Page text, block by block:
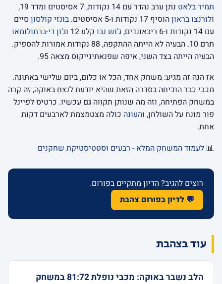
תמיר בלאט
נתן ערב נהדר עם 14 נקודות, 7 אסיסטים ומדד 19,
ולורנצו בראוןהוסיף 17 נקודות ו-5 אסיסטים. בונזי קולסוןסיים
עם 14 נקודות ו-6 ריבאונדים,
ג’וש נבו קלע 12 ו
ג’ון די-ברתולומאו
תרם 10. הבעיה לא הייתה ההתקפה, 88 נקודות אמורות להספיק.
הבעיה הייתה בצד השני, איפה שפנאתינייקוס מצאה 95.
אז הנה זה מגיע: משחק אחד, הכל או כלום, ביום שלישי באתונה.
מכבי כבר הוכיחה בסדרה הזאת שהיא יודעת לנצח באוקה, זה קרה
במשחק הפתיחה, וזה מה שנותן תקווה גם עכשיו. כרטיס לפיינל
פור מונח על השולחן, והעונה כולה מצטמצמת לארבעים דקות
אחת.
📊 לעמוד המשחק המלא - רבעים וסטטיסטיקת שחקנים
רוצים להגיב? הדיון מתקיים בפורום.
💬 לדיון בפורום צהבת
עוד בצהבת
הלב נשבר באוקה: מכבי נופלת 81:72 במשחק